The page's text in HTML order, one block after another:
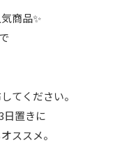
商品✨
てください。
置きに
ススメ。